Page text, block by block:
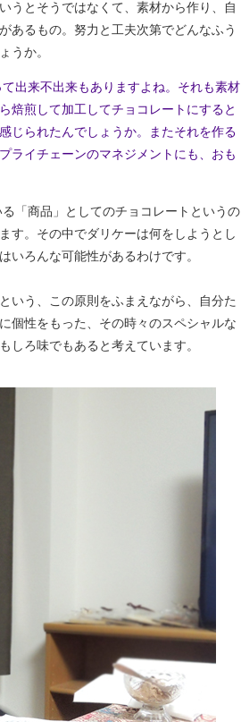
うとそうではなくて、素材から作り、自
あるもの。努力と工夫次第でどんなふう
うか。
出来不出来もありますよね。それも素材
焙煎して加工してチョコレートにすると
じられたんでしょうか。またそれを作る
ライチェーンのマネジメントにも、おも
「商品」としてのチョコレートというの
す。その中でダリケーは何をしようとし
いろんな可能性があるわけです。
いう、この原則をふまえながら、自分た
個性をもった、その時々のスペシャルな
しろ味でもあると考えています。